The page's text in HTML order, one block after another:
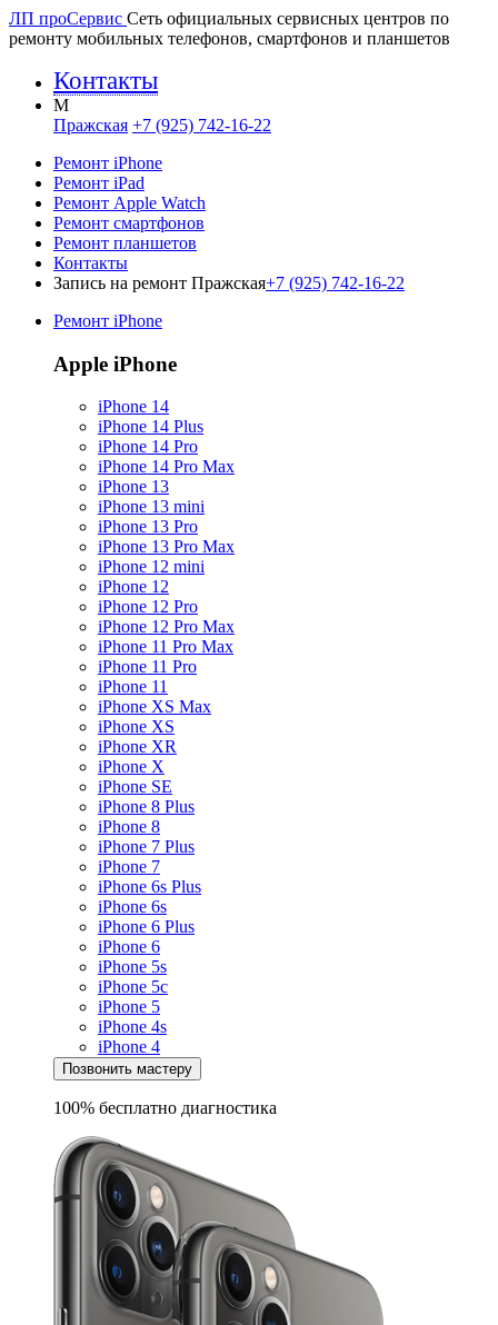
ЛП проСервис Сеть официальных сервисных центров по
ремонту мобильных телефонов, смартфонов и планшетов
Контакты
M
Пражская +7 (925) 742-16-22
Ремонт iPhone
Ремонт iPad
Ремонт Apple Watch
Ремонт смартфонов
Ремонт планшетов
Контакты
Запись на ремонт Пражская+7 (925) 742-16-22
Ремонт iPhone
Apple iPhone
iPhone 14
iPhone 14 Plus
iPhone 14 Pro
iPhone 14 Pro Max
iPhone 13
iPhone 13 mini
iPhone 13 Pro
iPhone 13 Pro Max
iPhone 12 mini
iPhone 12
iPhone 12 Pro
iPhone 12 Pro Max
iPhone 11 Pro Max
iPhone 11 Pro
iPhone 11
iPhone XS Max
iPhone XS
iPhone XR
iPhone X
iPhone SE
iPhone 8 Plus
iPhone 8
iPhone 7 Plus
iPhone 7
iPhone 6s Plus
iPhone 6s
iPhone 6 Plus
iPhone 6
iPhone 5s
iPhone 5c
iPhone 5
iPhone 4s
iPhone 4
Позвонить мастеру
100% бесплатно диагностика